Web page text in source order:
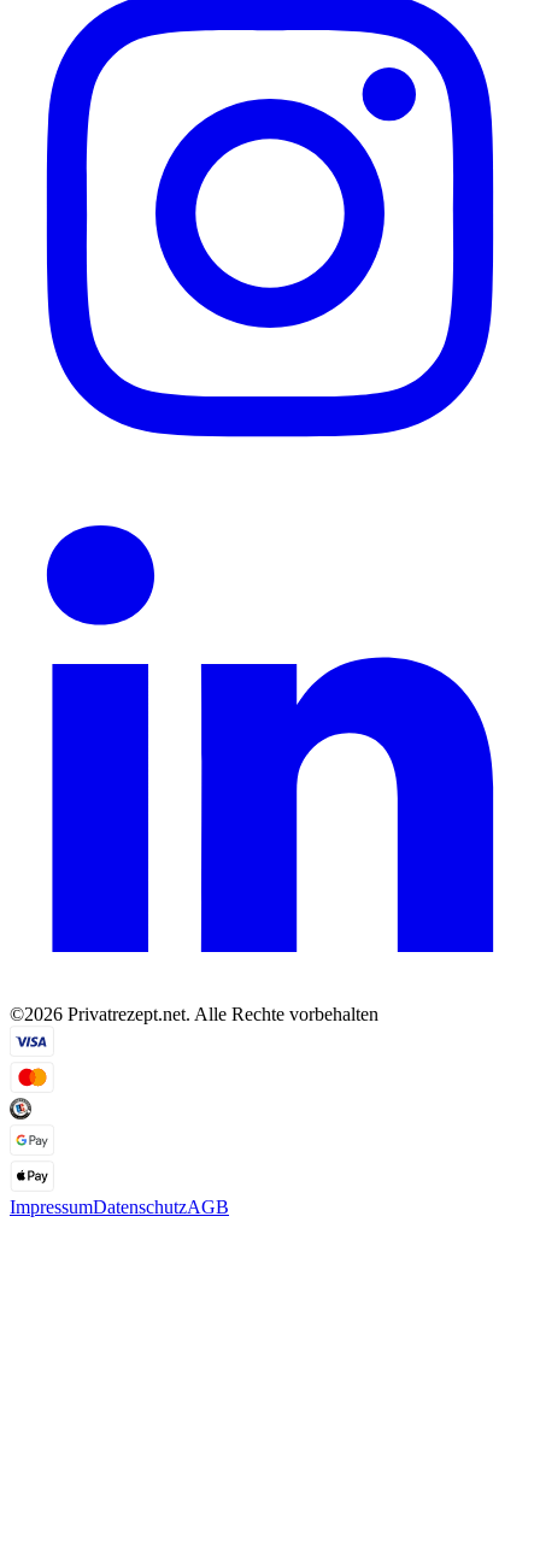
©2026 Privatrezept.net. Alle Rechte vorbehalten
ImpressumDatenschutzAGB